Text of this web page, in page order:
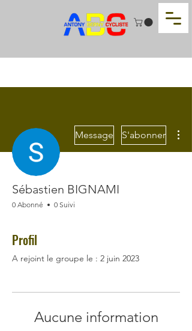
Message S'abonner
Sébastien BIGNAMI
0 Abonné 0 Suivi
Profil
A rejoint le groupe le : 2 juin 2023
Aucune information